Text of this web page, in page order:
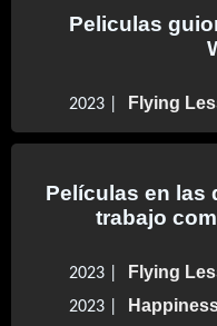
Peliculas
2023 | Flying
Películas en las
trabajo
2023 | Flying
2023 |